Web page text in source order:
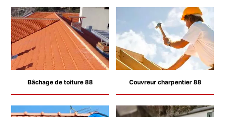
Bâchage de toiture 88 Couvreur charpentier 88